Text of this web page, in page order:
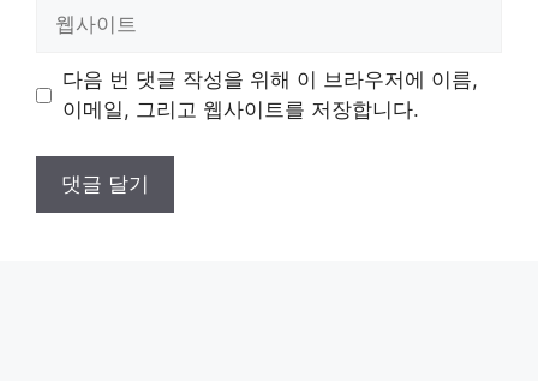
트
다음 번 댓글 작성을 위해 이 브라우저에 이름,
이메일, 그리고 웹사이트를 저장합니다.